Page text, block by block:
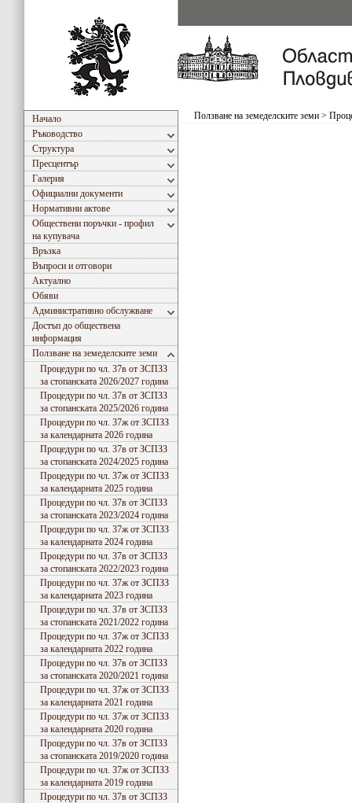
Начало
Ръководство
Структура
Пресцентър
Галерия
Официални документи
Нормативни актове
Обществени поръчки - профил
на купувача
Връзка
Въпроси и отговори
Актуално
Обяви
Административно обслужване
Достъп до обществена
информация
Ползване на земеделските земи
Процедури по чл. 37в от ЗСПЗЗ
за стопанската 2026/2027 година
Процедури по чл. 37в от ЗСПЗЗ
за стопанската 2025/2026 година
Процедури по чл. 37ж от ЗСПЗЗ
за календарната 2026 година
Процедури по чл. 37в от ЗСПЗЗ
за стопанската 2024/2025 година
Процедури по чл. 37ж от ЗСПЗЗ
за календарната 2025 година
Процедури по чл. 37в от ЗСПЗЗ
за стопанската 2023/2024 година
Процедури по чл. 37ж от ЗСПЗЗ
за календарната 2024 година
Процедури по чл. 37в от ЗСПЗЗ
за стопанската 2022/2023 година
Процедури по чл. 37ж от ЗСПЗЗ
за календарната 2023 година
Процедури по чл. 37в от ЗСПЗЗ
за стопанската 2021/2022 година
Процедури по чл. 37ж от ЗСПЗЗ
за календарната 2022 година
Процедури по чл. 37в от ЗСПЗЗ
за стопанската 2020/2021 година
Процедури по чл. 37ж от ЗСПЗЗ
за календарната 2021 година
Процедури по чл. 37ж от ЗСПЗЗ
за календарната 2020 година
Процедури по чл. 37в от ЗСПЗЗ
за стопанската 2019/2020 година
Процедури по чл. 37ж от ЗСПЗЗ
за календарната 2019 година
Процедури по чл. 37в от ЗСПЗЗ
Ползване на земеделските земи >